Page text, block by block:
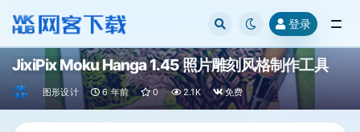
登录
JixiPix Moku Hanga 1.45 照片雕刻风格制作工具
图形设计 6 年前 0 2.1K 免费
全部